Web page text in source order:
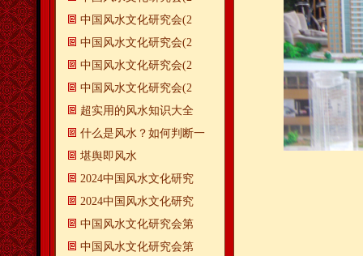
中国风水文化研究会(2
中国风水文化研究会(2
中国风水文化研究会(2
中国风水文化研究会(2
超实用的风水知识大全
什么是风水？如何判断一
​堪舆即风水
2024中国风水文化研究
2024中国风水文化研究
中国风水文化研究会第
中国风水文化研究会第